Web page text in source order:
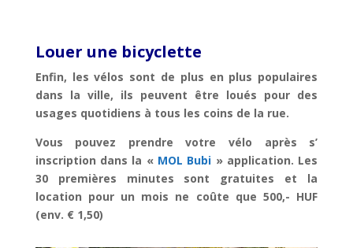
Louer une bicyclette
Enfin, les vélos sont de plus en plus populaires
dans la ville, ils peuvent être loués pour des
usages quotidiens à tous les coins de la rue.
Vous pouvez prendre votre vélo
après s’
inscription dans la « MOL Bubi » application. Les
30 premières minutes sont gratuites et la
location pour un mois ne coûte que 500,- HUF
(env. € 1,50)